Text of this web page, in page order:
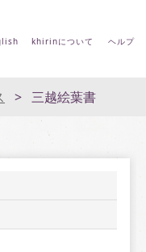
khirinについて ヘルプ
三越絵葉書